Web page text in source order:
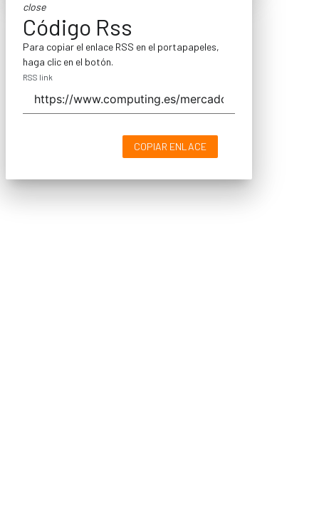
close
Código Rss
Para copiar el enlace RSS en el portapapeles,
haga clic en el botón.
RSS link
COPIAR ENLACE